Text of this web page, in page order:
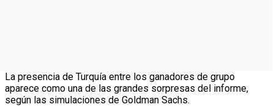
La presencia de Turquía entre los ganadores de grupo
aparece como una de las grandes sorpresas del informe,
según las simulaciones de Goldman Sachs.